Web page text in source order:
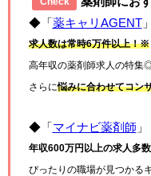
◆「 薬キャリAGENT」
求人数は常時6万件以上！※
高年収の薬剤師求人の特集
さらに悩みに合わせてコン
◆「 マイナビ薬剤師」
年収600万円以上の求人多数
ぴったりの職場が見つかる